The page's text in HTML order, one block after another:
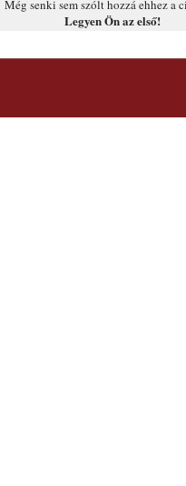
Még senki sem szólt hozzá ehhez a
Legyen Ön az első!